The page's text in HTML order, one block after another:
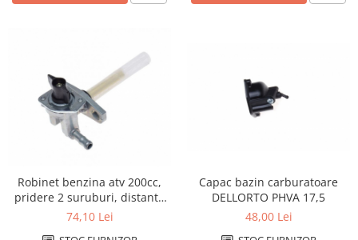
Robinet benzina atv 200cc,
pridere 2 suruburi, distanta
orificiilor de fixare 44mm
74,10 Lei
Capac bazin carburatoare
DELLORTO PHVA 17,5
48,00 Lei